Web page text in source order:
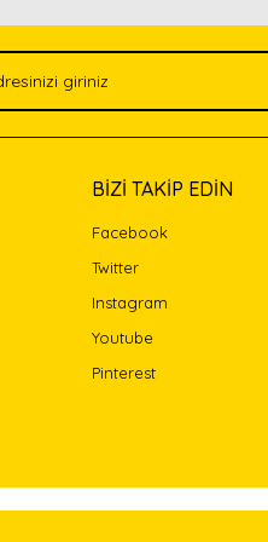
BİZİ TAKİP EDİN
Facebook
Twitter
Instagram
Youtube
Pinterest